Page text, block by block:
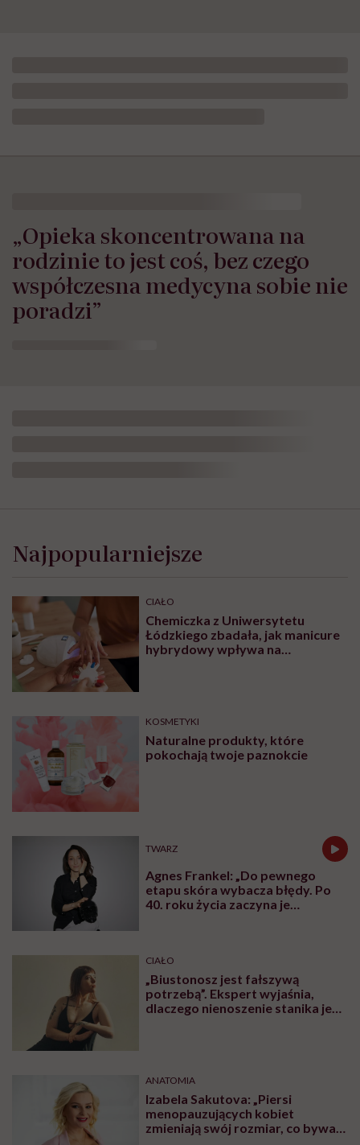
„Opieka skoncentrowana na
rodzinie to jest coś, bez czego
współczesna medycyna sobie nie
poradzi”
Najpopularniejsze
CIAŁO
Chemiczka z Uniwersytetu
Łódzkiego zbadała, jak manicure
hybrydowy wpływa na
KOSMETYKI
Naturalne produkty, które
pokochają twoje paznokcie
TWARZ
Agnes Frankel: „Do pewnego
etapu skóra wybacza błędy. Po
40. roku życia zaczyna je
CIAŁO
„Biustonosz jest fałszywą
potrzebą”. Ekspert wyjaśnia,
dlaczego nienoszenie stanika jest
ANATOMIA
Izabela Sakutova: „Piersi
menopauzujących kobiet
zmieniają swój rozmiar, co bywa